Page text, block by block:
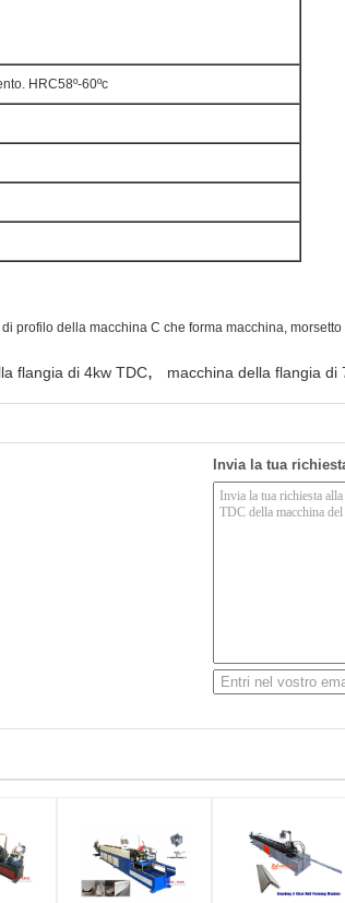
HRC58º-60ºc
profilo della macchina C che forma macchina,
flangia di 4kw TDC, macchina della flangia di
Invia la tua